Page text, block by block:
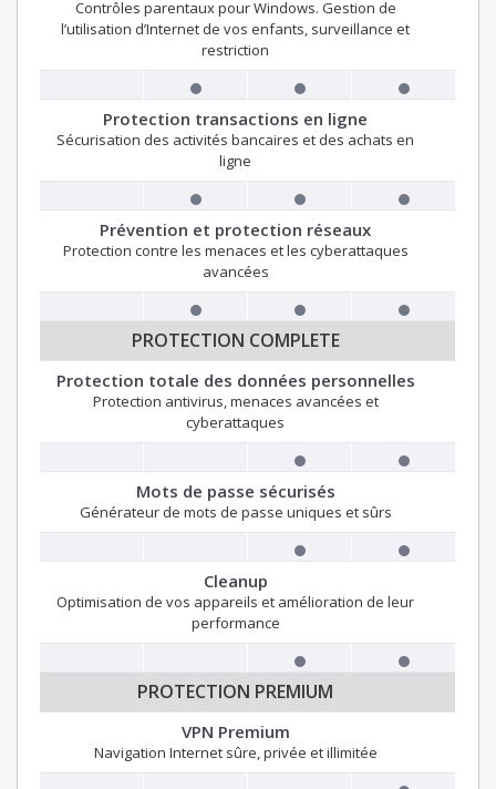
Contrôles parentaux pour Windows. Gestion de
l’utilisation d’Internet de vos enfants, surveillance et
restriction
Protection transactions en ligne
Sécurisation des activités bancaires et des achats en
ligne
Prévention et protection réseaux
Protection contre les menaces et les cyberattaques
avancées
PROTECTION COMPLETE
Protection totale des données personnelles
Protection antivirus, menaces avancées et
cyberattaques
Mots de passe sécurisés
Générateur de mots de passe uniques et sûrs
Cleanup
Optimisation de vos appareils et amélioration de leur
performance
PROTECTION PREMIUM
VPN Premium
Navigation Internet sûre, privée et illimitée